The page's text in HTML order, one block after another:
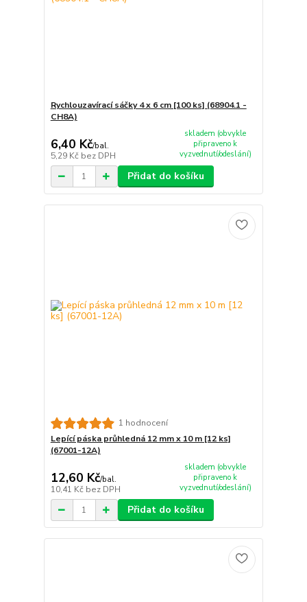
Rychlouzavírací sáčky 4 x 6 cm [100 ks] (68904.1 -
CH8A)
6,40 Kč/bal.
5,29 Kč bez DPH
skladem (obvykle
připraveno k
vyzvednutí/odeslání)
Přidat do košíku
1 hodnocení
Lepící páska průhledná 12 mm x 10 m [12 ks]
(67001-12A)
12,60 Kč/bal.
10,41 Kč bez DPH
skladem (obvykle
připraveno k
vyzvednutí/odeslání)
Přidat do košíku